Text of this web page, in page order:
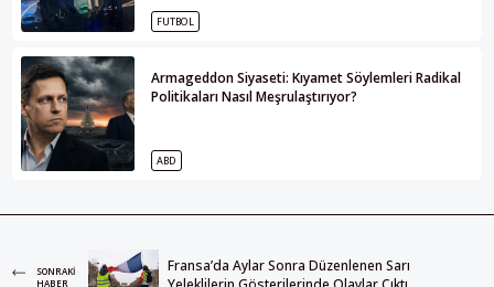
FUTBOL
Armageddon Siyaseti: Kıyamet Söylemleri Radikal
Politikaları Nasıl Meşrulaştırıyor?
ABD
SONRAKI
HABER
Fransa’da Aylar Sonra Düzenlenen Sarı